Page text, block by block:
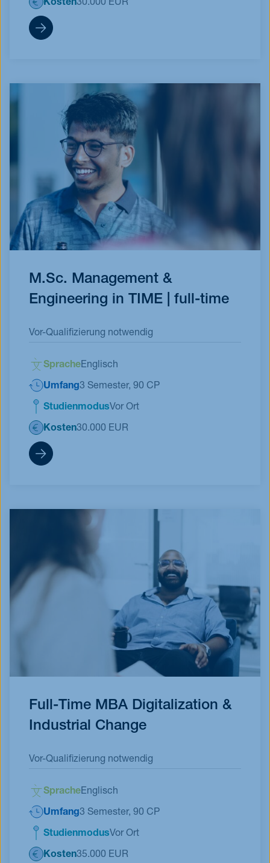
Kosten30.000 EUR
MME TIME part-time
M.Sc. Management &
Engineering in TIME | full-time
Vor-Qualifizierung notwendig
SpracheEnglisch
Umfang3 Semester, 90 CP
StudienmodusVor Ort
Kosten30.000 EUR
MME TIME full-time
Full-Time MBA Digitalization &
Industrial Change
Vor-Qualifizierung notwendig
SpracheEnglisch
Umfang3 Semester, 90 CP
StudienmodusVor Ort
Kosten35.000 EUR